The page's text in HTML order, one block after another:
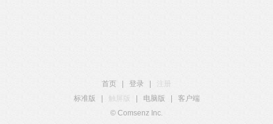
首页 登录
注册
标准版
触屏版 电脑版
客户端
© Comsenz Inc.